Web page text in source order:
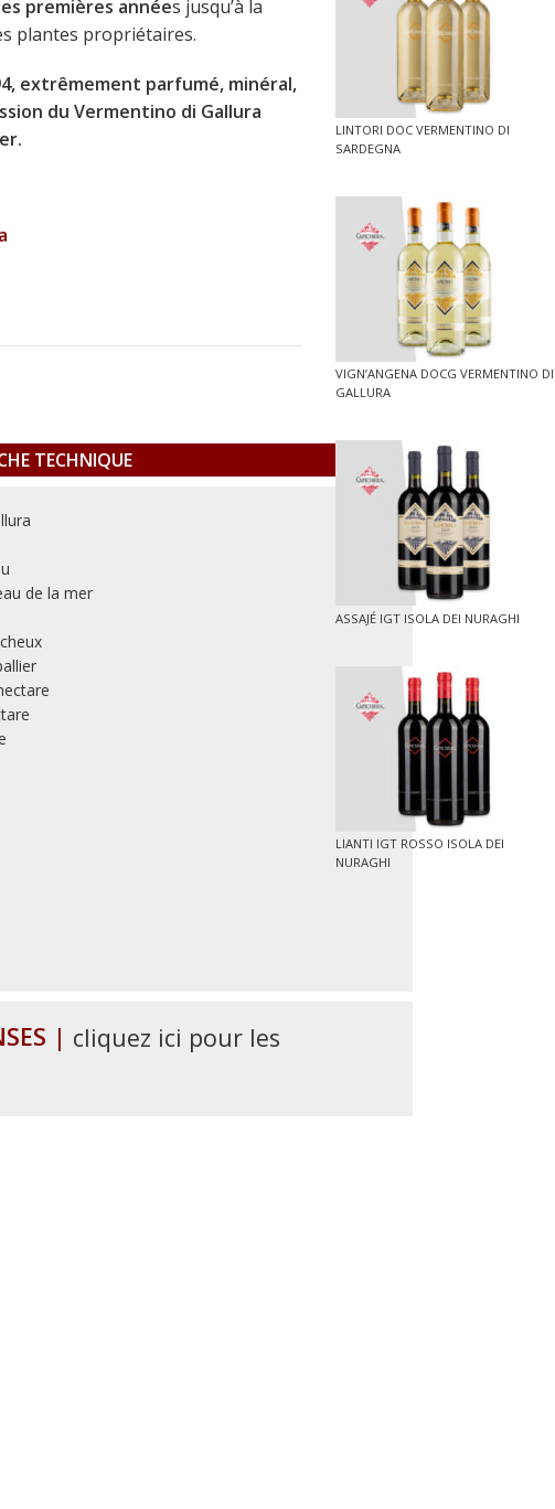
premières années jusqu’à la
plantes propriétaires.
extrêmement parfumé, minéral,
du Vermentino di Gallura
TECHNIQUE
de la mer
| cliquez ici pour les
LINTORI DOC VERMENTINO DI
SARDEGNA
VIGN’ANGENA DOCG VERMENTINO DI
GALLURA
ASSAJÉ IGT ISOLA DEI NURAGHI
LIANTI IGT ROSSO ISOLA DEI
NURAGHI